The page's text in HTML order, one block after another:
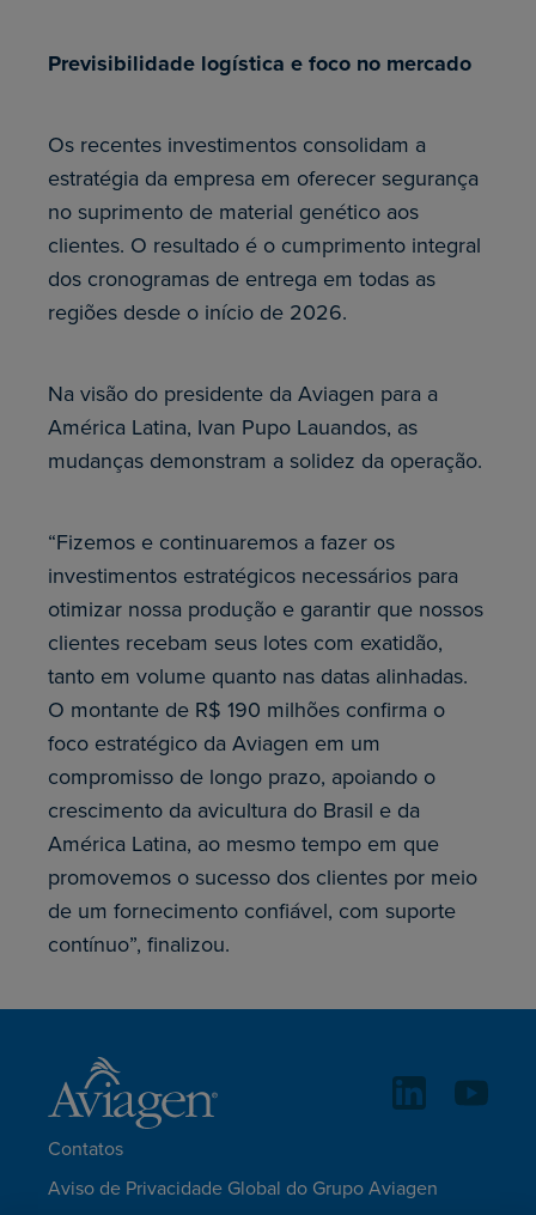
Previsibilidade logística e foco no mercado
Os recentes investimentos consolidam a
estratégia da empresa em oferecer segurança
no suprimento de material genético aos
clientes. O resultado é o cumprimento integral
dos cronogramas de entrega em todas as
regiões desde o início de 2026.
Na visão do presidente da Aviagen para a
América Latina, Ivan Pupo Lauandos, as
mudanças demonstram a solidez da operação.
“Fizemos e continuaremos a fazer os
investimentos estratégicos necessários para
otimizar nossa produção e garantir que nossos
clientes recebam seus lotes com exatidão,
tanto em volume quanto nas datas alinhadas.
O montante de R$ 190 milhões confirma o
foco estratégico da Aviagen em um
compromisso de longo prazo, apoiando o
crescimento da avicultura do Brasil e da
América Latina, ao mesmo tempo em que
promovemos o sucesso dos clientes por meio
de um fornecimento confiável, com suporte
contínuo”, finalizou.
Contatos
Aviso de Privacidade Global do Grupo Aviagen